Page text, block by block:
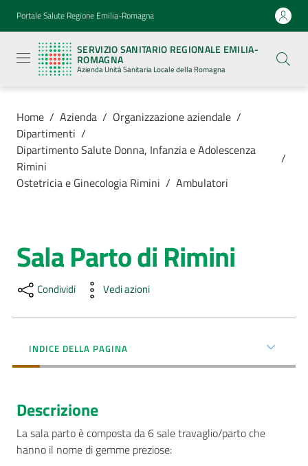
Vai al contenuto
Vai alla navigazione
Vai al footer
Portale Salute Regione Emilia-Romagna
SERVIZIO SANITARIO REGIONALE EMILIA-
ROMAGNA
Azienda Unità Sanitaria Locale della Romagna
Sanitario
Regionale
Emilia-
Romagna
Azienda
Sanitaria
Locale della
Romagna
Azienda
Luoghi
di
cura
Menu selezionato
Comunica
Carta
Home / Azienda / Organizzazione aziendale /
Dipartimenti /
Dipartimento Salute Donna, Infanzia e Adolescenza
Rimini
/
Ostetricia e Ginecologia Rimini / Ambulatori
Salta al contenuto
Sala Parto di Rimini
Condividi Vedi azioni
INDICE DELLA PAGINA
Descrizione
La sala parto è composta da 6 sale travaglio/parto che
hanno il nome di gemme preziose: